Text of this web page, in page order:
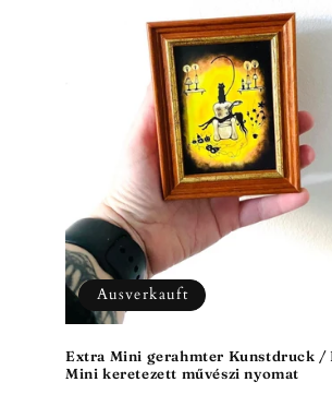
Ausverkauft
Extra Mini gerahmter Kunstdruck /
Mini keretezett művészi nyomat